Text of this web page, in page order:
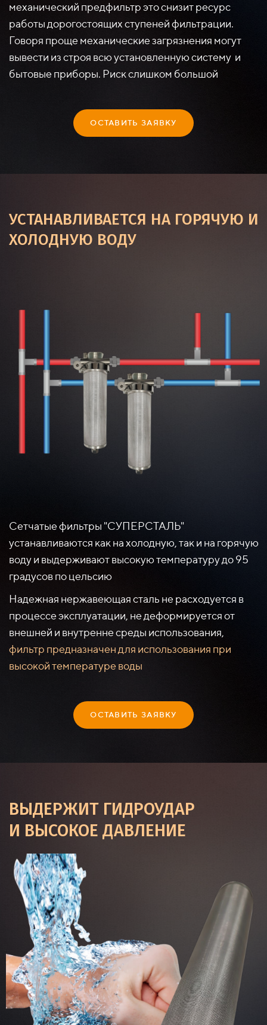
механический предфильтр это снизит ресурс
работы дорогостоящих ступеней фильтрации.
Говоря проще механические загрязнения могут
вывести из строя всю установленную систему и
бытовые приборы. Риск слишком большой
ОСТАВИТЬ ЗАЯВКУ
УСТАНАВЛИВАЕТСЯ НА ГОРЯЧУЮ И
ХОЛОДНУЮ ВОДУ
Сетчатые фильтры "СУПЕРСТАЛЬ"
устанавливаются как на холодную, так и на горячую
воду и выдерживают высокую температуру до 95
градусов по цельсию
Надежная нержавеющая сталь не расходуется в
процессе эксплуатации, не деформируется от
внешней и внутренне среды использования,
фильтр предназначен для использования при
высокой температуре воды
ОСТАВИТЬ ЗАЯВКУ
ВЫДЕРЖИТ ГИДРОУДАР
И ВЫСОКОЕ ДАВЛЕНИЕ